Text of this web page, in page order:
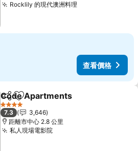
Rocklily 的現代澳洲料理
查看價格
分享 加入我的最愛
Code Apartments
4 星級
7.3
3,646
距離市中心 2.8 公里
私人現場電影院